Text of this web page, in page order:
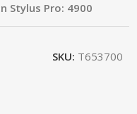
Stylus Pro: 4900
SKU: T653700